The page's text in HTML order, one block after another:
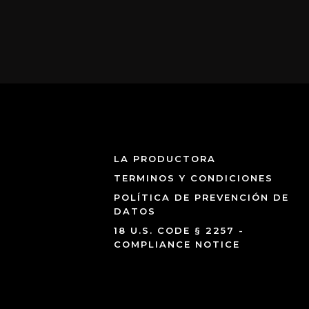
LA PRODUCTORA
TERMINOS Y CONDICIONES
POLÍTICA DE PREVENCIÓN DE
DATOS
18 U.S. CODE § 2257 -
COMPLIANCE NOTICE